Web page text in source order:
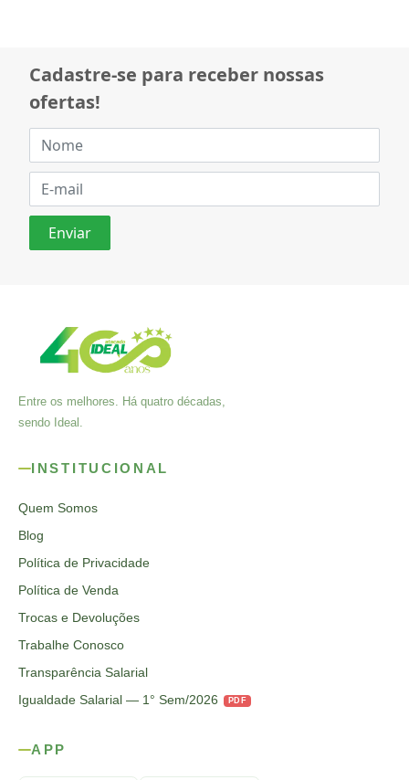
Cadastre-se para receber nossas
ofertas!
Entre os melhores. Há quatro décadas,
sendo Ideal.
INSTITUCIONAL
Quem Somos
Blog
Política de Privacidade
Política de Venda
Trocas e Devoluções
Trabalhe Conosco
Transparência Salarial
Igualdade Salarial — 1° Sem/2026
PDF
APP